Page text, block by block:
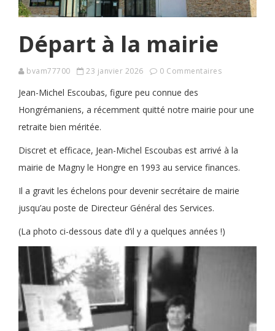
Départ à la mairie
bvam77700 23 janvier 2026 0 Commentaires
Jean-Michel Escoubas, figure peu connue des
Hongrémaniens, a récemment quitté notre mairie pour une
retraite bien méritée.
Discret et efficace, Jean-Michel Escoubas est arrivé à la
mairie de Magny le Hongre en 1993 au service finances.
Il a gravit les échelons pour devenir secrétaire de mairie
jusqu’au poste de Directeur Général des Services.
(La photo ci-dessous date d’il y a quelques années !)